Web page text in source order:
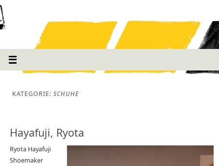
KATEGORIE: SCHUHE
Hayafuji, Ryota
Ryota Hayafuji
Shoemaker